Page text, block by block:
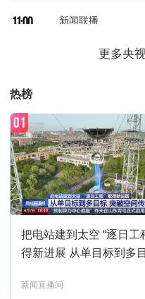
11:00 新闻联播
11:40
12:00 东方时空
13:00 新闻联播
13:30
14:00 新闻1+1
热榜
把电站建到太空 “逐日工
得新进展 从单目标到多
新闻直播间
01